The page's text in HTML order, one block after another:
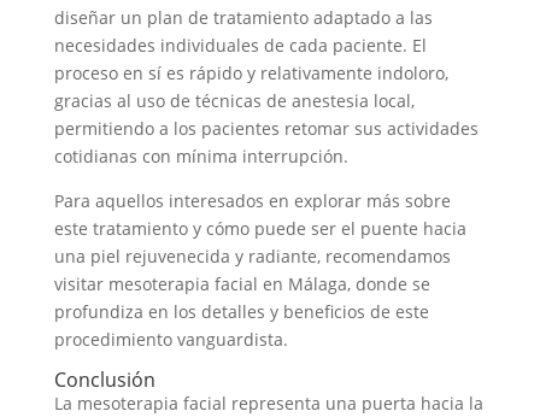
diseñar un plan de tratamiento adaptado a las
necesidades individuales de cada paciente. El
proceso en sí es rápido y relativamente indoloro,
gracias al uso de técnicas de anestesia local,
permitiendo a los pacientes retomar sus actividades
cotidianas con mínima interrupción.
Para aquellos interesados en explorar más sobre
este tratamiento y cómo puede ser el puente hacia
una piel rejuvenecida y radiante, recomendamos
visitar mesoterapia facial en Málaga, donde se
profundiza en los detalles y beneficios de este
procedimiento vanguardista.
Conclusión
La mesoterapia facial representa una puerta hacia la